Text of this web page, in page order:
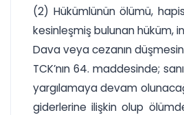
(2) Hükümlünün ölümü,
kesinleşmiş bulunan hüküm,
Dava veya cezanın
TCK’nın 64. maddesinde;
yargılamaya devam
giderlerine ilişkin olup